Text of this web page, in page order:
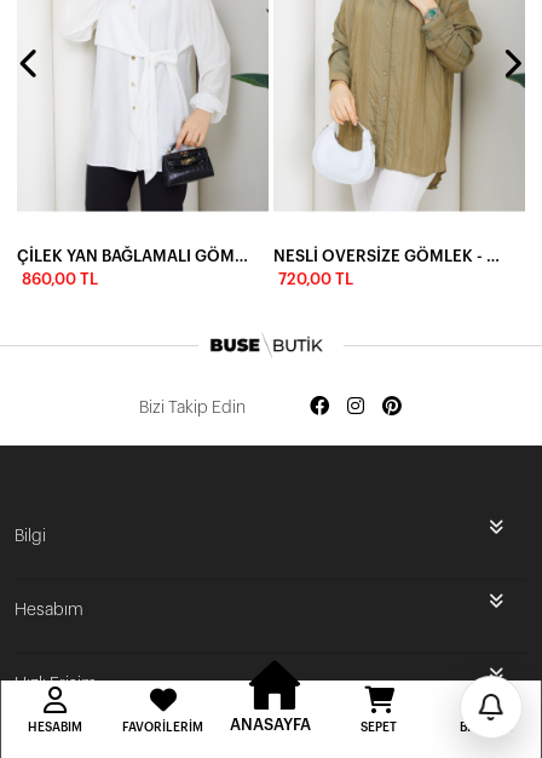
860,00 TL
720,00 TL
Bizi Takip Edin
Bilgi
Hesabım
Hızlı Erişim
HESABIM FAVORILERIM ANASAYFA SEPET BILDIRIM